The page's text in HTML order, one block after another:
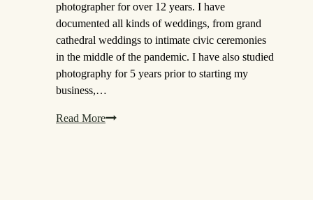
photographer for over 12 years. I have
documented all kinds of weddings, from grand
cathedral weddings to intimate civic ceremonies
in the middle of the pandemic. I have also studied
photography for 5 years prior to starting my
business,…
Read MoreRead